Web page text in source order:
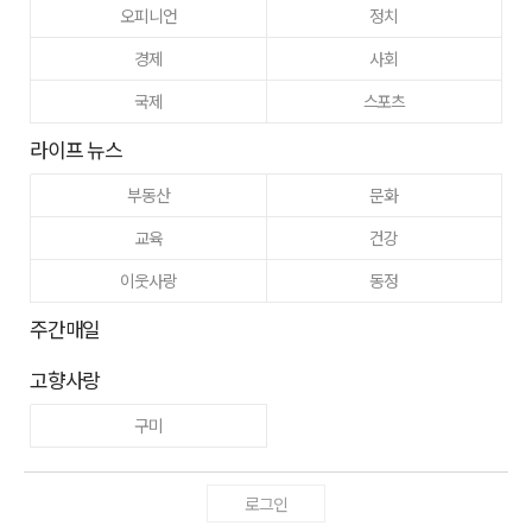
오피니언
정치
경제
사회
국제
스포츠
라이프 뉴스
부동산
문화
교육
건강
이웃사랑
동정
주간매일
고향사랑
구미
로그인